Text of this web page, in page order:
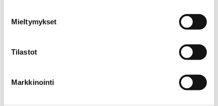
Mieltymykset
Tilastot
Markkinointi
JUSSI UITTO